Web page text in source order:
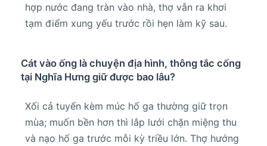
hợp nước đang tràn vào nhà, thợ vẫn ra khơi
tạm điểm xung yếu trước rồi hẹn làm kỹ sau.
Cát vào ống là chuyện địa hình, thông tắc cống
tại Nghĩa Hưng giữ được bao lâu?
Xối cả tuyến kèm múc hố ga thường giữ trọn
mùa; muốn bền hơn thì lắp lưới chặn miệng thu
và nạo hố ga trước mỗi kỳ triều lớn. Thợ hướng